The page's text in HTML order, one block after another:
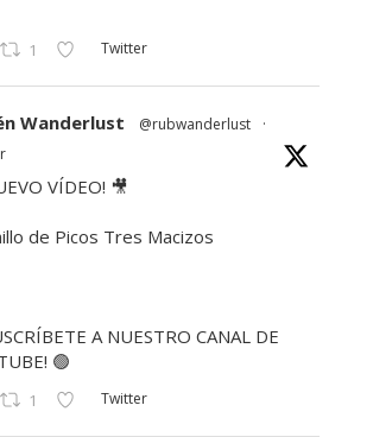
1 Twitter
Wanderlust @rubwanderlust
·
VÍDEO! 🎥
de Picos Tres Macizos
A NUESTRO CANAL DE
🟢
1 Twitter